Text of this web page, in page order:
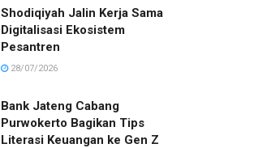
Shodiqiyah Jalin Kerja Sama
Digitalisasi Ekosistem
Pesantren
28/07/2026
Bank Jateng Cabang
Purwokerto Bagikan Tips
Literasi Keuangan ke Gen Z